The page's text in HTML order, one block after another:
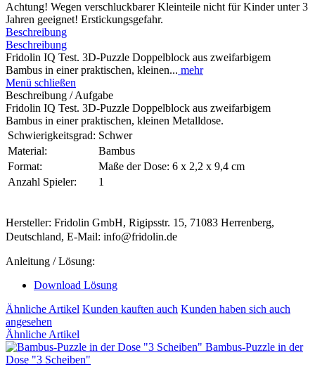
Achtung! Wegen verschluckbarer Kleinteile nicht für Kinder unter 3
Jahren geeignet! Erstickungsgefahr.
Beschreibung
Beschreibung
Fridolin IQ Test. 3D-Puzzle Doppelblock aus zweifarbigem
Bambus in einer praktischen, kleinen... mehr
Menü schließen
Beschreibung / Aufgabe
Fridolin IQ Test. 3D-Puzzle Doppelblock aus zweifarbigem
Bambus in einer praktischen, kleinen Metalldose.
Schwierigkeitsgrad: Schwer
Material:
Bambus
Format:
Maße der Dose: 6 x 2,2 x 9,4 cm
Anzahl Spieler:
1
Hersteller: Fridolin GmbH, Rigipsstr. 15, 71083 Herrenberg,
Deutschland, E-Mail: info@fridolin.de
Anleitung / Lösung:
Download Lösung
Ähnliche Artikel Kunden kauften auch Kunden haben sich auch
angesehen
Ähnliche Artikel
Bambus-Puzzle in der
Dose "3 Scheiben"